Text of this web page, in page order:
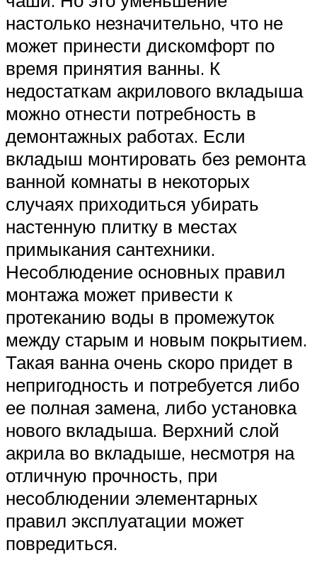
настолько незначительно, что не
может принести дискомфорт по
время принятия ванны. К
недостаткам акрилового вкладыша
можно отнести потребность в
демонтажных работах. Если
вкладыш монтировать без ремонта
ванной комнаты в некоторых
случаях приходиться убирать
настенную плитку в местах
примыкания сантехники.
Несоблюдение основных правил
монтажа может привести к
протеканию воды в промежуток
между старым и новым покрытием.
Такая ванна очень скоро придет в
непригодность и потребуется либо
ее полная замена, либо установка
нового вкладыша. Верхний слой
акрила во вкладыше, несмотря на
отличную прочность, при
несоблюдении элементарных
правил эксплуатации может
повредиться.